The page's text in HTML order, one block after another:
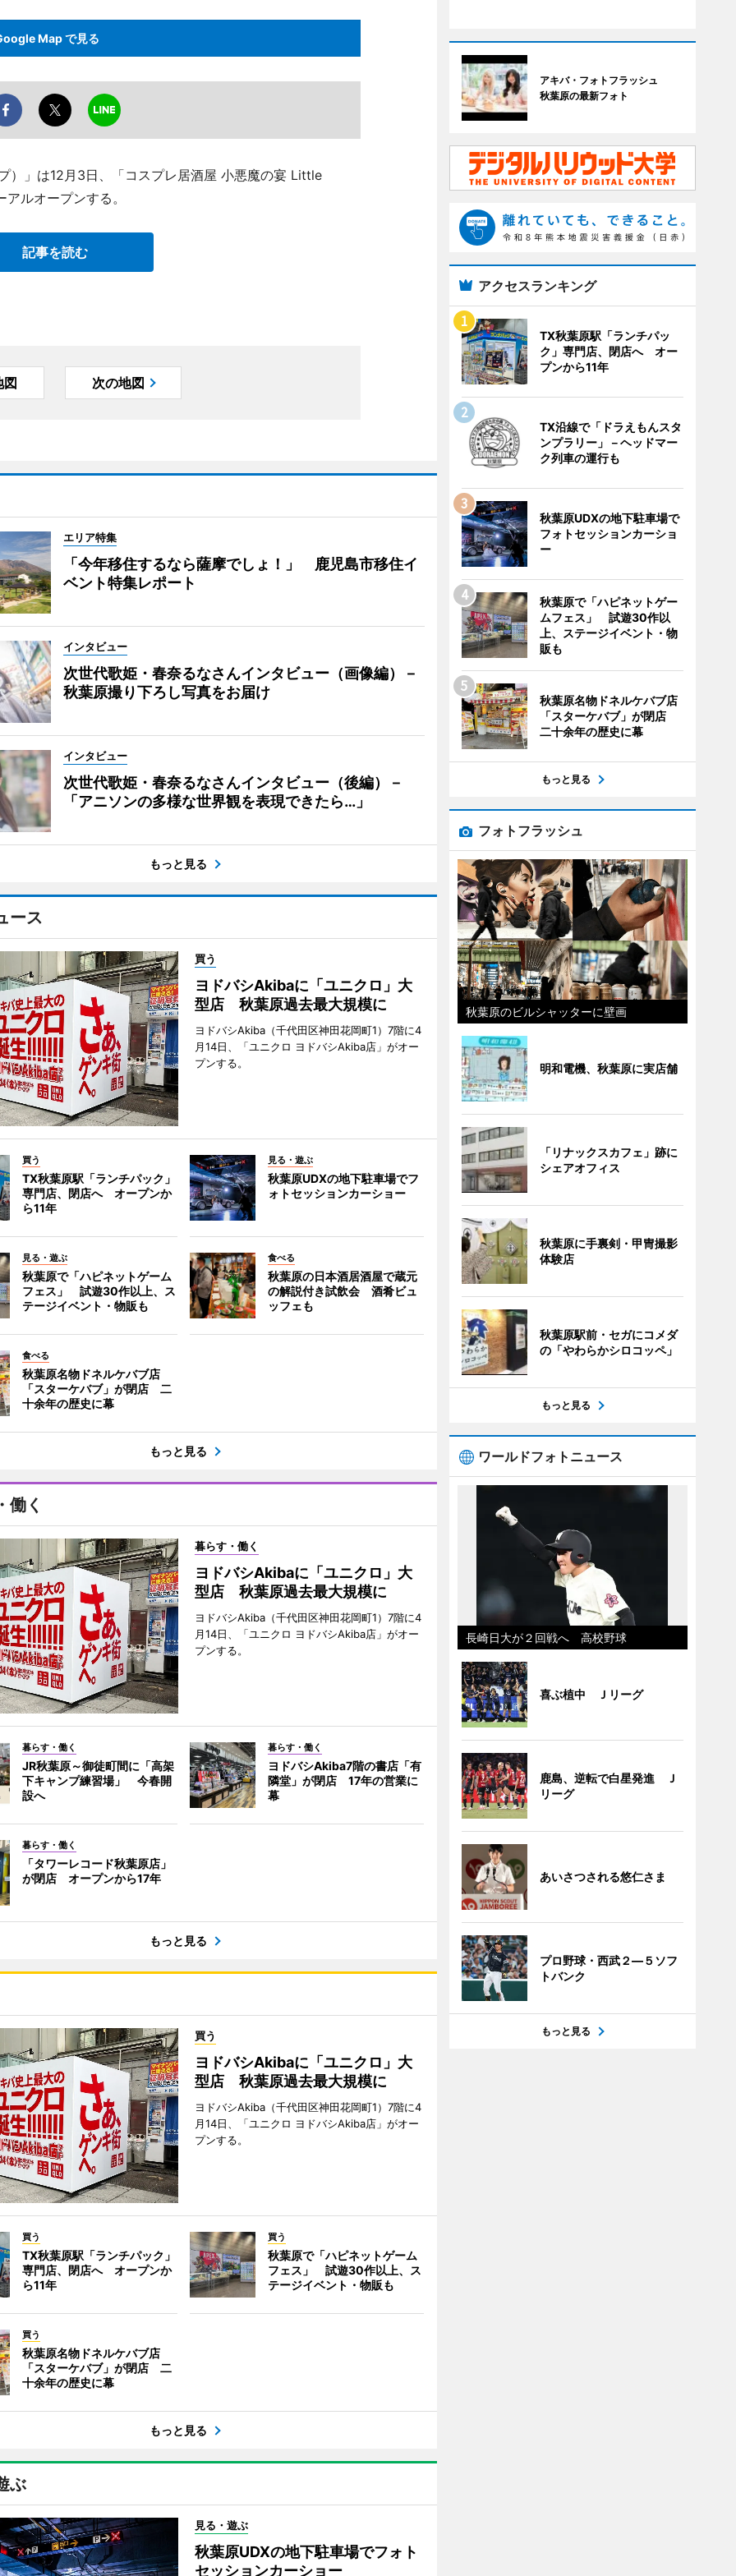
Map で見る
）」は12月3日、「コスプレ居酒屋 小悪魔の宴 Little
ルオープンする。
記事を読む
図 次の地図
エリア特集
「今年移住するなら薩摩でしょ！」 鹿児島市移住イ
ベント特集レポート
インタビュー
次世代歌姫・春奈るなさんインタビュー（画像編）－
秋葉原撮り下ろし写真をお届け
インタビュー
次世代歌姫・春奈るなさんインタビュー（後編）－
「アニソンの多様な世界観を表現できたら…」
もっと見る
ース
買う
ヨドバシAkibaに「ユニクロ」大
型店 秋葉原過去最大規模に
ヨドバシAkiba（千代田区神田花岡町1）7階に4
月14日、「ユニクロ ヨドバシAkiba店」がオー
プンする。
買う
TX秋葉原駅「ランチパック」
専門店、閉店へ オープンか
ら11年
見る・遊ぶ
秋葉原UDXの地下駐車場でフ
ォトセッションカーショー
見る・遊ぶ
秋葉原で「ハピネットゲーム
フェス」 試遊30作以上、ス
テージイベント・物販も
食べる
秋葉原の日本酒居酒屋で蔵元
の解説付き試飲会 酒肴ビュ
ッフェも
食べる
秋葉原名物ドネルケバブ店
「スターケバブ」が閉店 二
十余年の歴史に幕
もっと見る
働く
暮らす・働く
ヨドバシAkibaに「ユニクロ」大
型店 秋葉原過去最大規模に
ヨドバシAkiba（千代田区神田花岡町1）7階に4
月14日、「ユニクロ ヨドバシAkiba店」がオー
プンする。
暮らす・働く
JR秋葉原～御徒町間に「高架
下キャンプ練習場」 今春開
設へ
暮らす・働く
ヨドバシAkiba7階の書店「有
隣堂」が閉店 17年の営業に
幕
暮らす・働く
「タワーレコード秋葉原店」
が閉店 オープンから17年
もっと見る
買う
ヨドバシAkibaに「ユニクロ」大
型店 秋葉原過去最大規模に
ヨドバシAkiba（千代田区神田花岡町1）7階に4
月14日、「ユニクロ ヨドバシAkiba店」がオー
プンする。
買う
TX秋葉原駅「ランチパック」
専門店、閉店へ オープンか
ら11年
買う
秋葉原で「ハピネットゲーム
フェス」 試遊30作以上、ス
テージイベント・物販も
買う
秋葉原名物ドネルケバブ店
「スターケバブ」が閉店 二
十余年の歴史に幕
もっと見る
ぶ
見る・遊ぶ
秋葉原UDXの地下駐車場でフォト
セッションカーショー
アキバ・フォトフラッシュ
秋葉原の最新フォト
アクセスランキング
TX秋葉原駅「ランチパッ
ク」専門店、閉店へ オー
プンから11年
TX沿線で「ドラえもんスタ
ンプラリー」－ヘッドマー
ク列車の運行も
秋葉原UDXの地下駐車場で
フォトセッションカーショ
ー
秋葉原で「ハピネットゲー
ムフェス」 試遊30作以
上、ステージイベント・物
販も
秋葉原名物ドネルケバブ店
「スターケバブ」が閉店
二十余年の歴史に幕
もっと見る
フォトフラッシュ
秋葉原のビルシャッターに壁画
明和電機、秋葉原に実店舗
「リナックスカフェ」跡に
シェアオフィス
秋葉原に手裏剣・甲冑撮影
体験店
秋葉原駅前・セガにコメダ
の「やわらかシロコッペ」
もっと見る
ワールドフォトニュース
長崎日大が２回戦へ 高校野球
喜ぶ植中 Ｊリーグ
鹿島、逆転で白星発進 Ｊ
リーグ
あいさつされる悠仁さま
プロ野球・西武２―５ソフ
トバンク
もっと見る